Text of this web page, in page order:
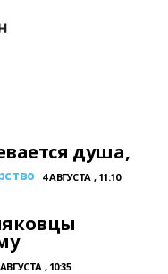
душа,
4 АВГУСТА , 11:10
, 10:35